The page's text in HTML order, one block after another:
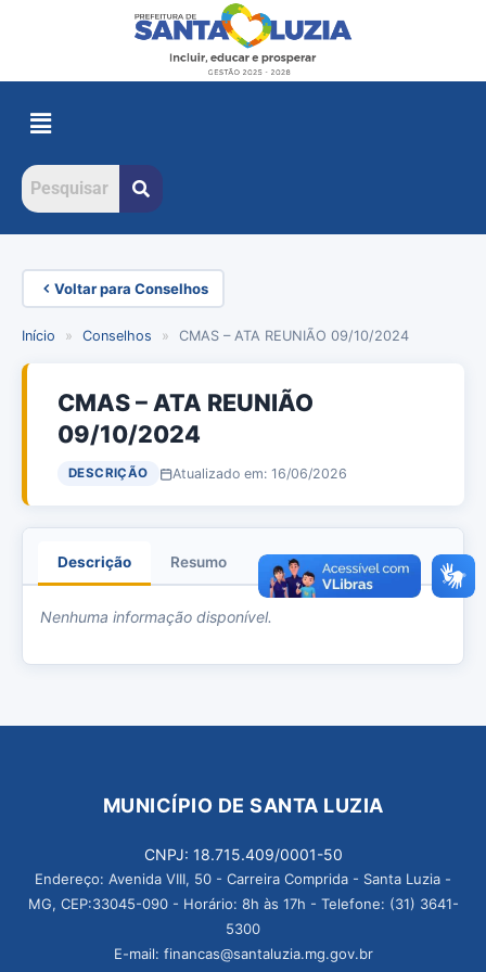
Voltar para Conselhos
Início » Conselhos » CMAS – ATA REUNIÃO 09/10/2024
CMAS – ATA REUNIÃO
09/10/2024
DESCRIÇÃO Atualizado em: 16/06/2026
Descrição Resumo Anexos
Nenhuma informação disponível.
MUNICÍPIO DE SANTA LUZIA
CNPJ: 18.715.409/0001-50
Endereço: Avenida VIII, 50 - Carreira Comprida - Santa Luzia -
MG, CEP:33045-090 - Horário: 8h às 17h - Telefone: (31) 3641-
5300
E-mail: financas@santaluzia.mg.gov.br